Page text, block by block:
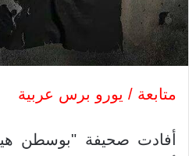
متابعة / يورو برس عربية
أفادت صحيفة "بوسطن